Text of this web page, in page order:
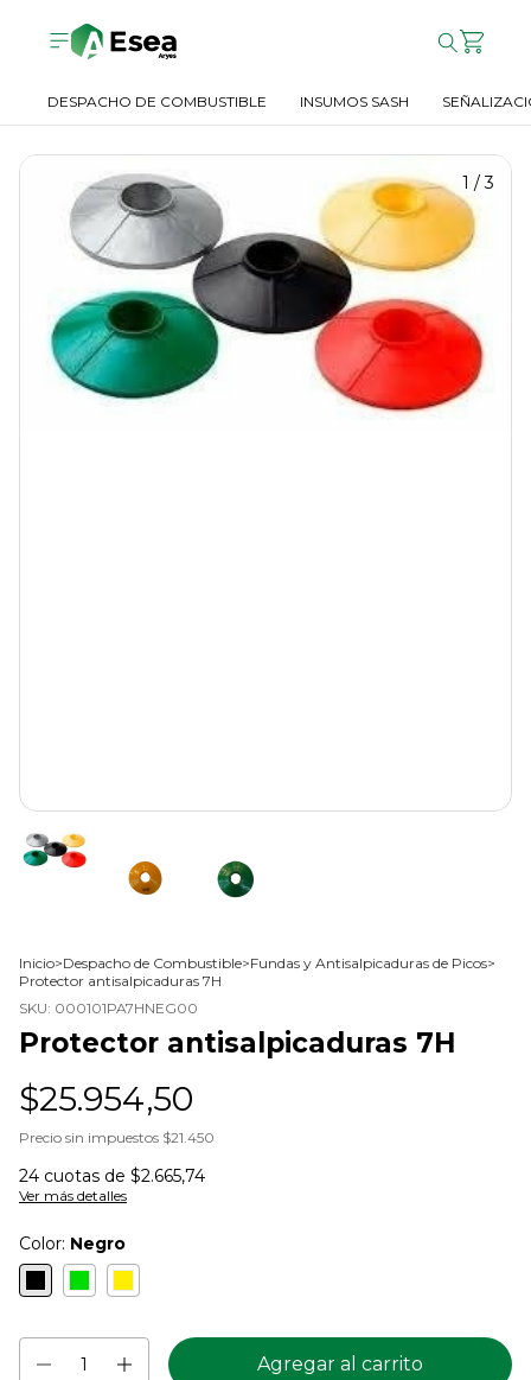
DESPACHO DE COMBUSTIBLE INSUMOS SASH
1 /3
Inicio>Despacho de Combustible>Fundas y Antisalpicaduras de Picos>
Protector antisalpicaduras 7H
SKU: 000101PA7HNEG00
Protector antisalpicaduras 7H
$25.954,50
Precio sin impuestos $21.450
24 cuotas de $2.665,74
Ver más detalles
Color: Negro